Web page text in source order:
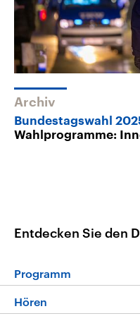
Archiv
Bundestagswahl
Wahlprogramme:
Entdecken Sie den
Programm
Programm
Hören